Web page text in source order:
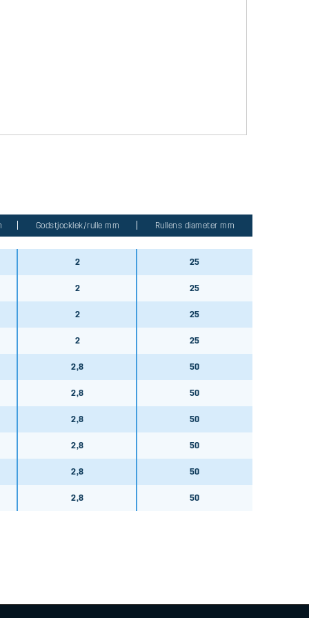
Godstjocklek/rulle mm Rullens diameter mm
2 25
2 25
2 25
2 25
2,8 50
2,8 50
2,8 50
2,8 50
2,8 50
2,8 50